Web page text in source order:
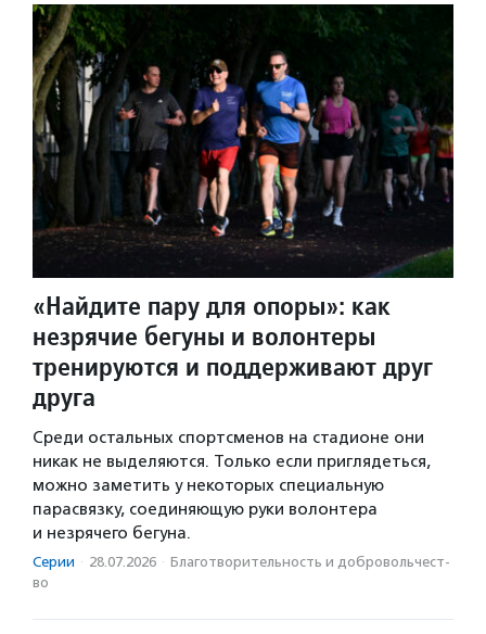
«Найдите пару для опоры»: как
незрячие бегуны и волонтеры
тренируются и поддерживают друг
друга
Среди остальных спортсменов на стадионе они
никак не выделяются. Только если приглядеться,
можно заметить у некоторых специальную
парасвязку, соединяющую руки волонтера
и незрячего бегуна.
Серии · 28.07.2026 · Благотвори­тель­ность и доброволь­чест­
во